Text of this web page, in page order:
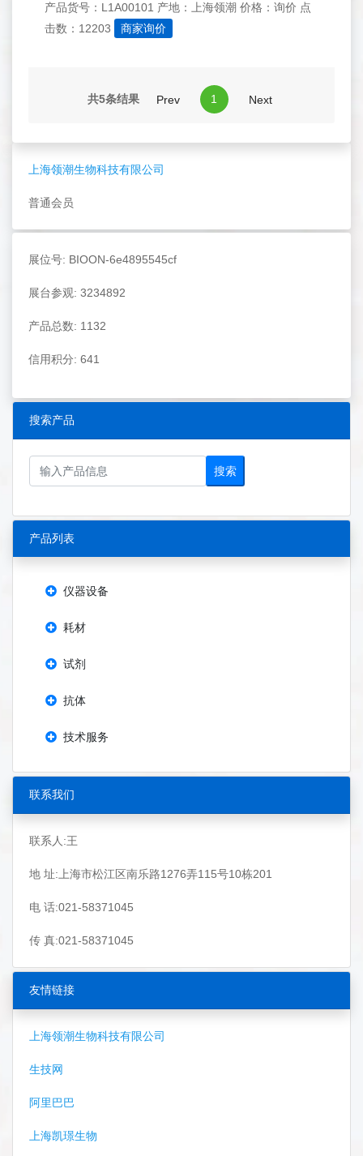
上海领潮生物科技有限公司
普通会员
展位号: BIOON-6e4895545cf
展台参观: 3234892
产品总数: 1132
信用积分: 641
搜索产品
搜索
产品列表
仪器设备
耗材
试剂
抗体
技术服务
联系我们
联系人:王
地 址:上海市松江区南乐路1276弄115号10栋201
电 话:021-58371045
传 真:021-58371045
友情链接
上海领潮生物科技有限公司
生技网
阿里巴巴
上海凯璟生物
产品货号：L1A00101 产地：上海领潮 价格：询价 点
击数：12203
商家询价
共5条结果 Prev 1 Next